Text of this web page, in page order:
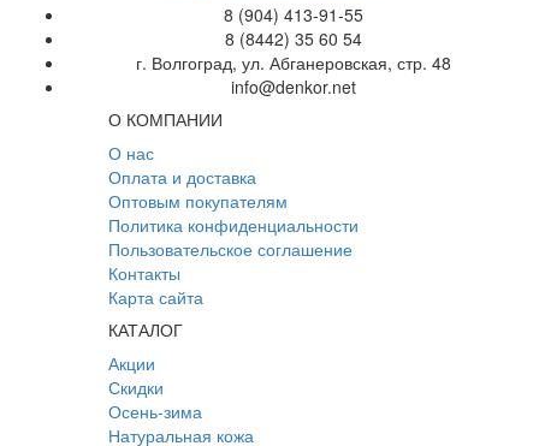
8 (904) 413-91-55
8 (8442) 35 60 54
г. Волгоград, ул. Абганеровская, стр. 48
info@denkor.net
О КОМПАНИИ
О нас
Оплата и доставка
Оптовым покупателям
Политика конфиденциальности
Пользовательское соглашение
Контакты
Карта сайта
КАТАЛОГ
Акции
Скидки
Осень-зима
Натуральная кожа